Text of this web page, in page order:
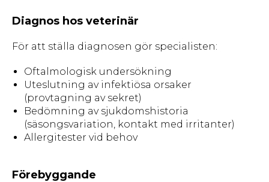
Diagnos hos veterinär
För att ställa diagnosen gör specialisten:
Oftalmologisk undersökning
Uteslutning av infektiösa orsaker
(provtagning av sekret)
Bedömning av sjukdomshistoria
(säsongsvariation, kontakt med irritanter)
Allergitester vid behov
Förebyggande